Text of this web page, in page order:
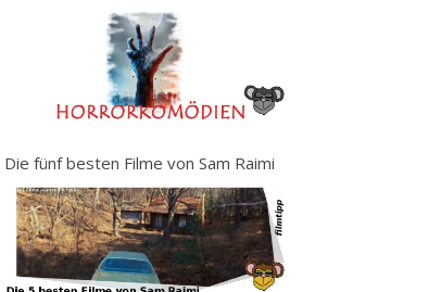
Die fünf besten Filme von Sam Raimi